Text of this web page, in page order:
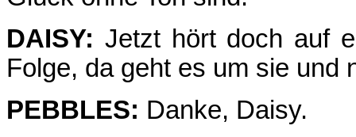
DAISY: Jetzt hört doch auf
Folge, da geht es um sie und
PEBBLES: Danke, Daisy.